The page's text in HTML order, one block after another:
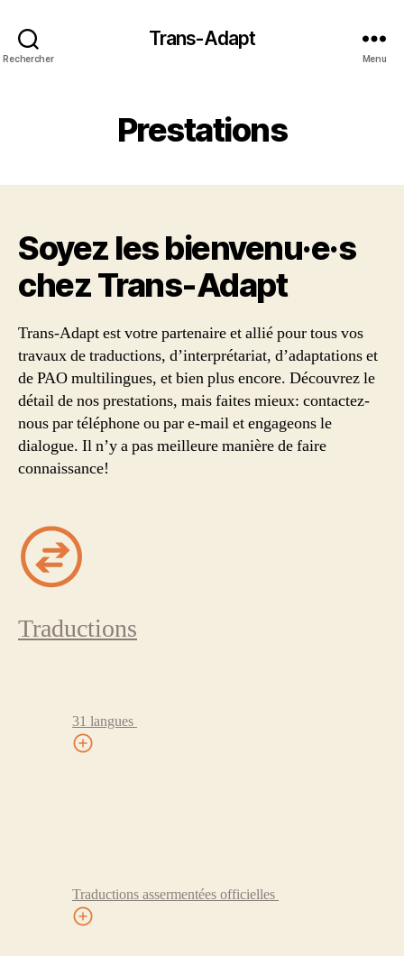
Rechercher
Trans-Adapt
Menu
Prestations
Soyez les bienvenu·e·s
chez Trans‑Adapt
Trans-Adapt est votre partenaire et allié pour tous vos
travaux de traductions, d’interprétariat, d’adaptations et
de PAO multilingues, et bien plus encore. Découvrez le
détail de nos prestations, mais faites mieux: contactez-
nous par téléphone ou par e-mail et engageons le
dialogue. Il n’y a pas meilleure manière de faire
connaissance!
Traductions
31 langues
Traductions assermentées officielles